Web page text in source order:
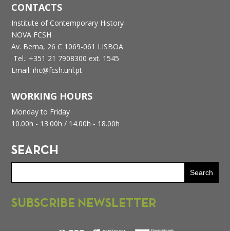
CONTACTS
Institute of Contemporary History
NOVA FCSH
Av. Berna, 26 C 1069-061 LISBOA
Tel.: +351 21 7908300 ext. 1545
Email: ihc@fcsh.unl.pt
WORKING HOURS
Monday to Friday
10.00h - 13.00h / 14.00h - 18.00h
SEARCH
SUBSCRIBE NEWSLETTER